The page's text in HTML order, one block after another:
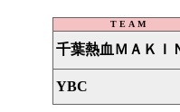
T E A M
千葉熱血ＭＡＫＩ
YBC